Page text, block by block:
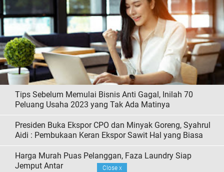
Tips Sebelum Memulai Bisnis Anti Gagal, Inilah 70
Peluang Usaha 2023 yang Tak Ada Matinya
Presiden Buka Ekspor CPO dan Minyak Goreng, Syahrul
Aidi : Pembukaan Keran Ekspor Sawit Hal yang Biasa
Harga Murah Puas Pelanggan, Faza Laundry Siap
Jemput Antar
Close x